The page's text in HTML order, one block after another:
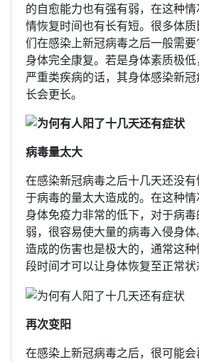
的自愈能力也有强有弱，在这种
情恢复时间也有长有短。很多体
们在感染上新冠病毒之后一般需
身体完全康复。若是身体素质极
严重类疾病的话，其身体感染新
长会更长。
病毒量太大
在感染新冠病毒之后十几天还没
于病毒的量太大造成的。在这种
身体免疫力非常的低下，对于病
弱，很容易使大量的病毒入侵身
造成的伤害也是极大的，通常这
段时间才可以让身体恢复至正常状
再次变阳
在感染上新冠病毒之后，很可能